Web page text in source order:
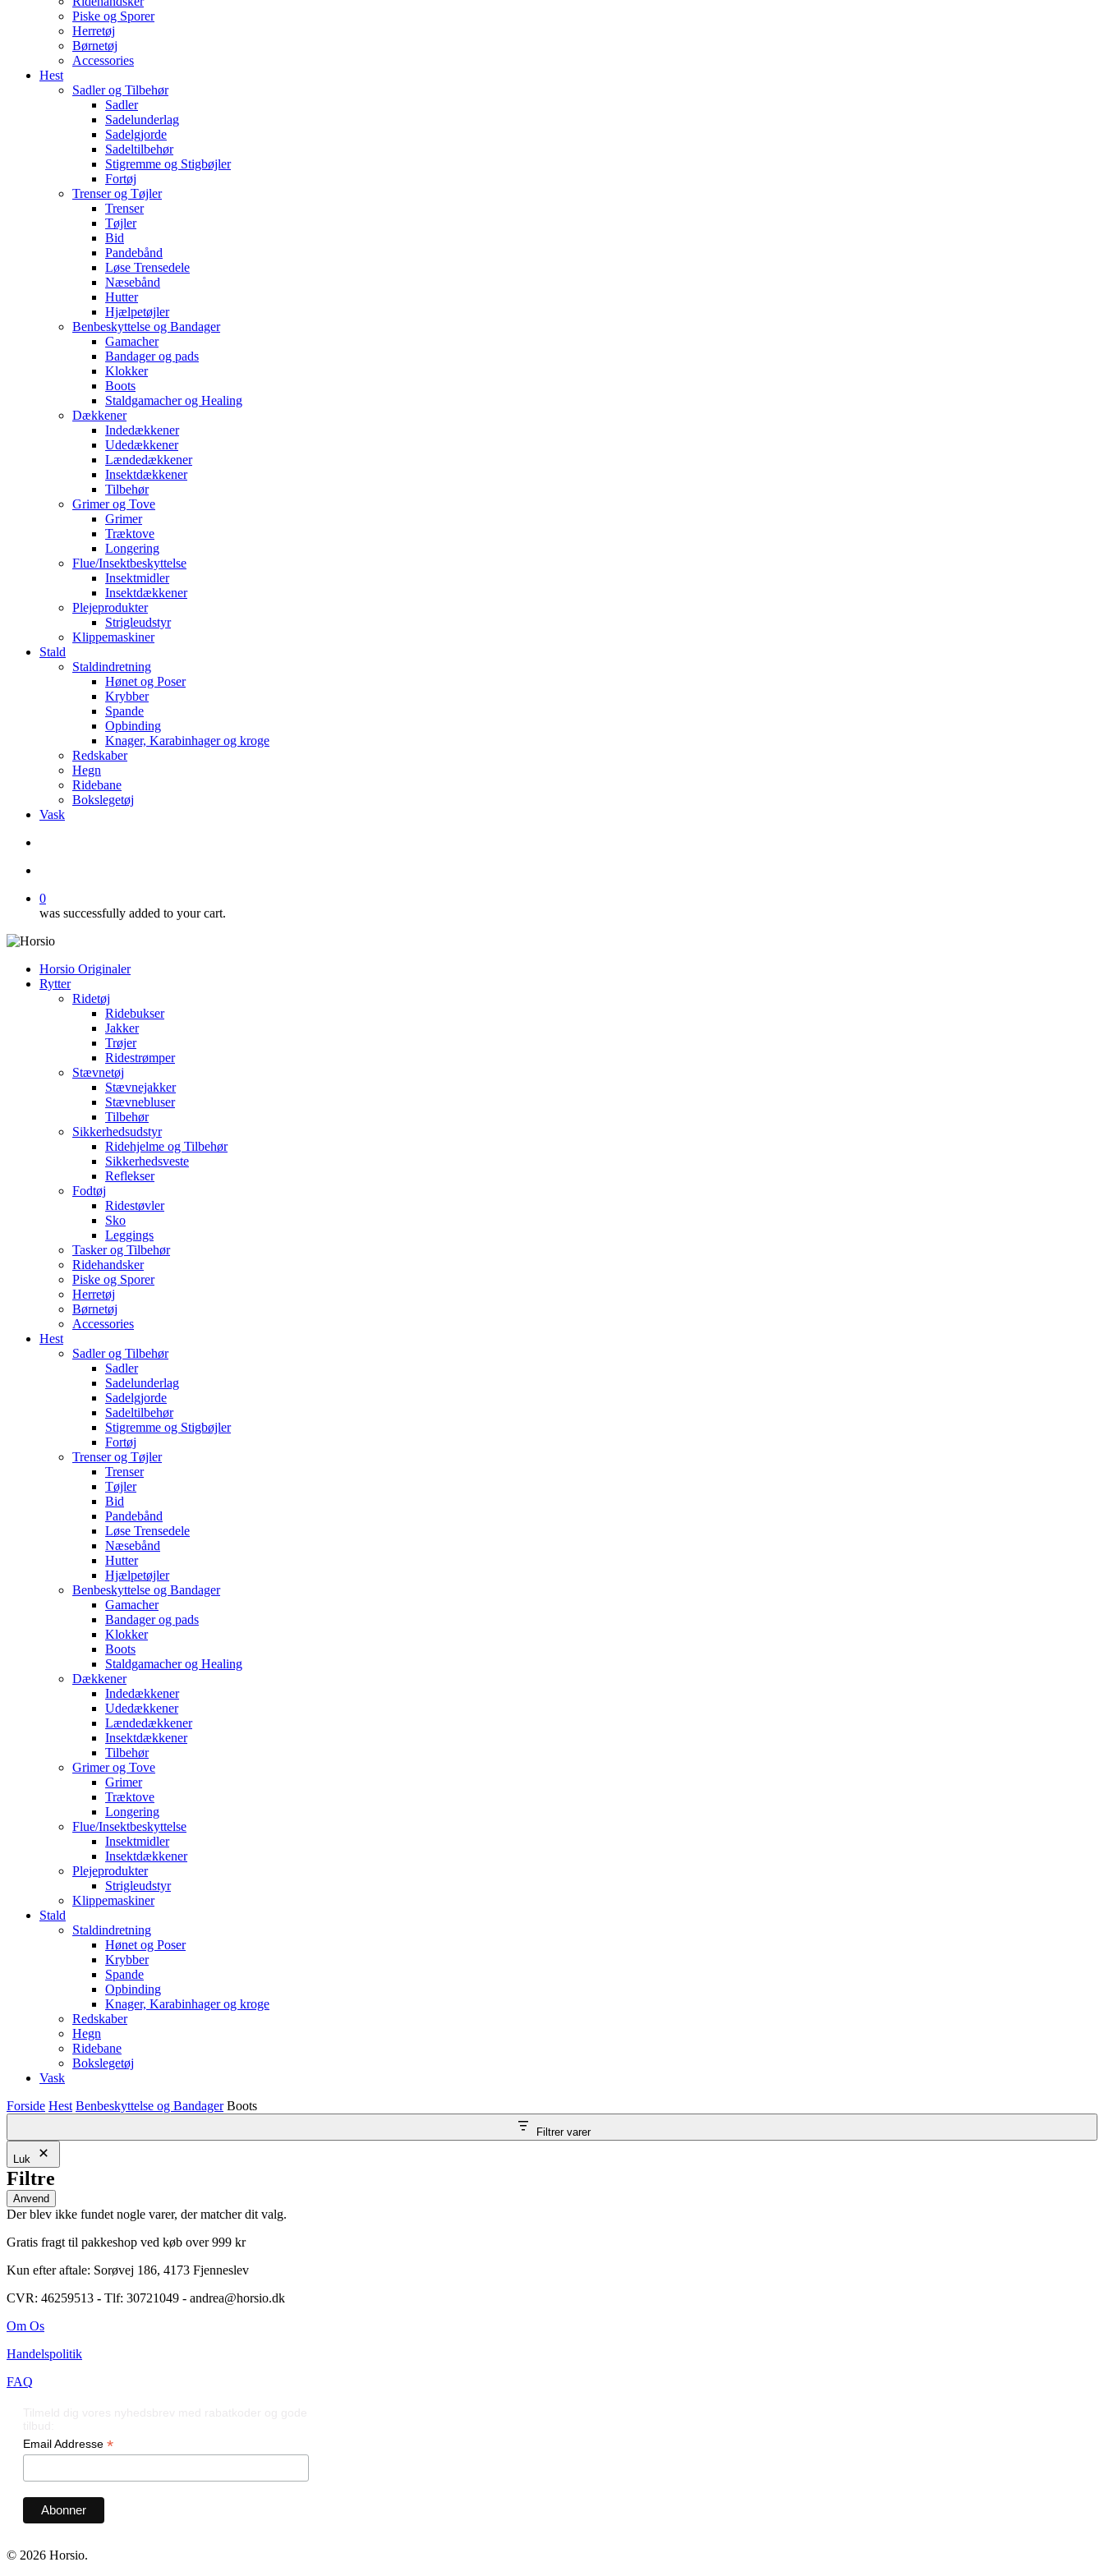
Piske og Sporer
Herretøj
Børnetøj
Accessories
Hest
Sadler og Tilbehør
Sadler
Sadelunderlag
Sadelgjorde
Sadeltilbehør
Stigremme og Stigbøjler
Fortøj
Trenser og Tøjler
Trenser
Tøjler
Bid
Pandebånd
Løse Trensedele
Næsebånd
Hutter
Hjælpetøjler
Benbeskyttelse og Bandager
Gamacher
Bandager og pads
Klokker
Boots
Staldgamacher og Healing
Dækkener
Indedækkener
Udedækkener
Lændedækkener
Insektdækkener
Tilbehør
Grimer og Tove
Grimer
Træktove
Longering
Flue/Insektbeskyttelse
Insektmidler
Insektdækkener
Plejeprodukter
Strigleudstyr
Klippemaskiner
Stald
Staldindretning
Hønet og Poser
Krybber
Spande
Opbinding
Knager, Karabinhager og kroge
Redskaber
Hegn
Ridebane
Bokslegetøj
Vask
0
was successfully added to your cart.
Horsio Originaler
Rytter
Ridetøj
Ridebukser
Jakker
Trøjer
Ridestrømper
Stævnetøj
Stævnejakker
Stævnebluser
Tilbehør
Sikkerhedsudstyr
Ridehjelme og Tilbehør
Sikkerhedsveste
Reflekser
Fodtøj
Ridestøvler
Sko
Leggings
Tasker og Tilbehør
Ridehandsker
Piske og Sporer
Herretøj
Børnetøj
Accessories
Hest
Sadler og Tilbehør
Sadler
Sadelunderlag
Sadelgjorde
Sadeltilbehør
Stigremme og Stigbøjler
Fortøj
Trenser og Tøjler
Trenser
Tøjler
Bid
Pandebånd
Løse Trensedele
Næsebånd
Hutter
Hjælpetøjler
Benbeskyttelse og Bandager
Gamacher
Bandager og pads
Klokker
Boots
Staldgamacher og Healing
Dækkener
Indedækkener
Udedækkener
Lændedækkener
Insektdækkener
Tilbehør
Grimer og Tove
Grimer
Træktove
Longering
Flue/Insektbeskyttelse
Insektmidler
Insektdækkener
Plejeprodukter
Strigleudstyr
Klippemaskiner
Stald
Staldindretning
Hønet og Poser
Krybber
Spande
Opbinding
Knager, Karabinhager og kroge
Redskaber
Hegn
Ridebane
Bokslegetøj
Vask
Forside Hest Benbeskyttelse og Bandager Boots
Filtrer varer
Luk
Filtre
Anvend
Der blev ikke fundet nogle varer, der matcher dit valg.
Gratis fragt til pakkeshop ved køb over 999 kr
Kun efter aftale: Sorøvej 186, 4173 Fjenneslev
CVR: 46259513 - Tlf: 30721049 - andrea@horsio.dk
Om Os
Handelspolitik
FAQ
Email Addresse *
© 2026 Horsio.